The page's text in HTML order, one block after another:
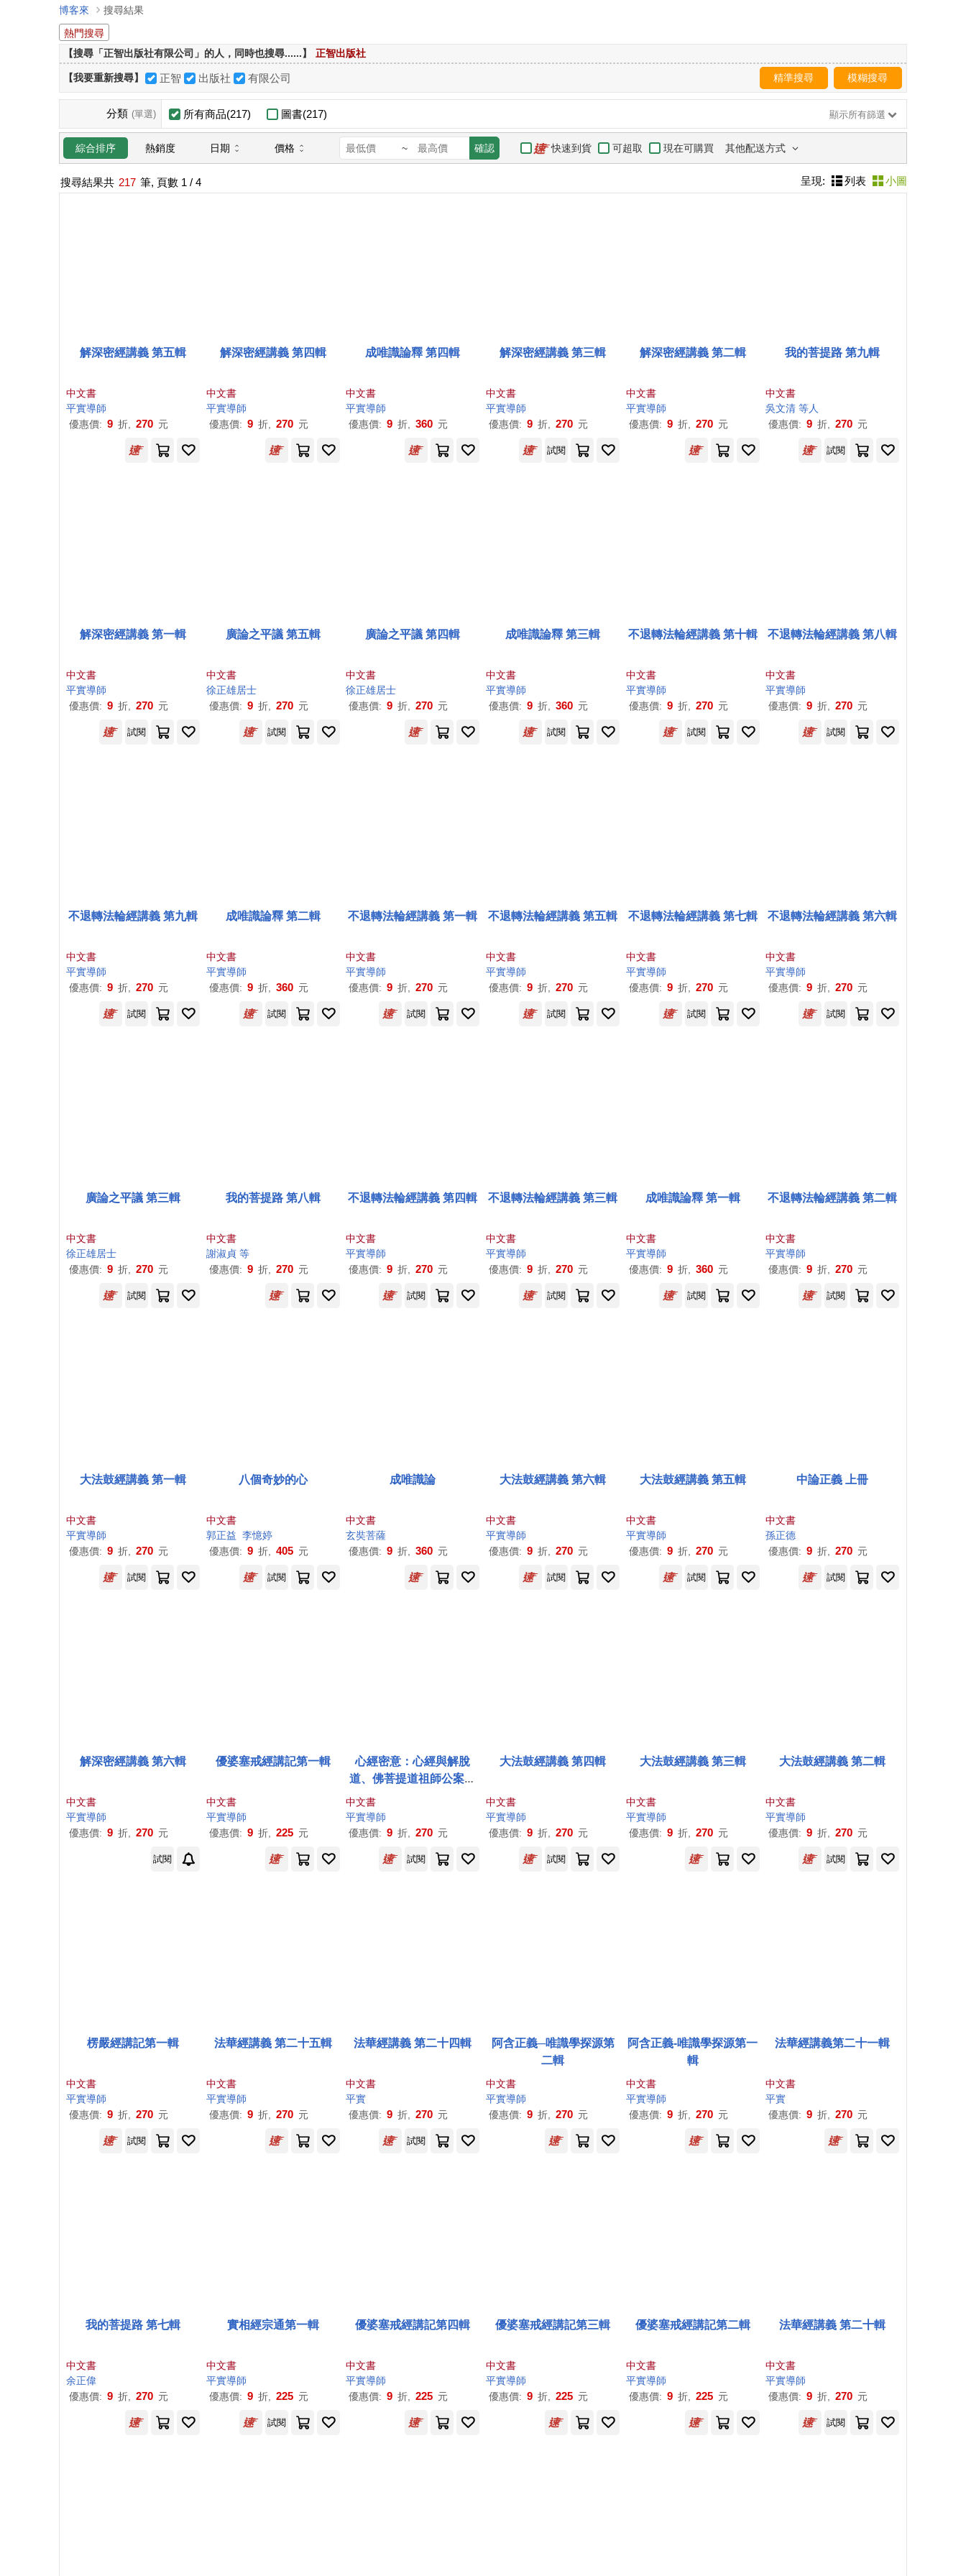
博客來
搜尋結果
熱門搜尋
【搜尋「正智出版社有限公司」的人，同時也搜尋......】
正智出版社
【我要重新搜尋】 正智 出版社 有限公司 精準搜尋 模糊搜尋
分類 (單選) 所有商品(217) 圖書(217) 顯示所有篩選
綜合排序 熱銷度 日期 價格 ~ 確認 快速到貨 可超取 現在可購買 其他配送方式
搜尋結果共 217 筆, 頁數 1 / 4 呈現: 列表 小圖
解深密經講義 第五輯
中文書
平實導師
優惠價: 9 折, 270 元
解深密經講義 第四輯
中文書
平實導師
優惠價: 9 折, 270 元
成唯識論釋 第四輯
中文書
平實導師
優惠價: 9 折, 360 元
解深密經講義 第三輯
中文書
平實導師
優惠價: 9 折, 270 元
解深密經講義 第二輯
中文書
平實導師
優惠價: 9 折, 270 元
我的菩提路 第九輯
中文書
吳文清 等人
優惠價: 9 折, 270 元
試閱 試閱
解深密經講義 第一輯
中文書
平實導師
優惠價: 9 折, 270 元
廣論之平議 第五輯
中文書
徐正雄居士
優惠價: 9 折, 270 元
廣論之平議 第四輯
中文書
徐正雄居士
優惠價: 9 折, 270 元
成唯識論釋 第三輯
中文書
平實導師
優惠價: 9 折, 360 元
不退轉法輪經講義 第十輯
中文書
平實導師
優惠價: 9 折, 270 元
不退轉法輪經講義 第八輯
中文書
平實導師
優惠價: 9 折, 270 元
試閱 試閱 試閱 試閱 試閱
不退轉法輪經講義 第九輯
中文書
平實導師
優惠價: 9 折, 270 元
成唯識論釋 第二輯
中文書
平實導師
優惠價: 9 折, 360 元
不退轉法輪經講義 第一輯
中文書
平實導師
優惠價: 9 折, 270 元
不退轉法輪經講義 第五輯
中文書
平實導師
優惠價: 9 折, 270 元
不退轉法輪經講義 第七輯
中文書
平實導師
優惠價: 9 折, 270 元
不退轉法輪經講義 第六輯
中文書
平實導師
優惠價: 9 折, 270 元
試閱 試閱 試閱 試閱 試閱 試閱
廣論之平議 第三輯
中文書
徐正雄居士
優惠價: 9 折, 270 元
我的菩提路 第八輯
中文書
謝淑貞 等
優惠價: 9 折, 270 元
不退轉法輪經講義 第四輯
中文書
平實導師
優惠價: 9 折, 270 元
不退轉法輪經講義 第三輯
中文書
平實導師
優惠價: 9 折, 270 元
成唯識論釋 第一輯
中文書
平實導師
優惠價: 9 折, 360 元
不退轉法輪經講義 第二輯
中文書
平實導師
優惠價: 9 折, 270 元
試閱 試閱 試閱 試閱 試閱
大法鼓經講義 第一輯
中文書
平實導師
優惠價: 9 折, 270 元
八個奇妙的心
中文書
郭正益 李憶婷
優惠價: 9 折, 405 元
成唯識論
中文書
玄奘菩薩
優惠價: 9 折, 360 元
大法鼓經講義 第六輯
中文書
平實導師
優惠價: 9 折, 270 元
大法鼓經講義 第五輯
中文書
平實導師
優惠價: 9 折, 270 元
中論正義 上冊
中文書
孫正德
優惠價: 9 折, 270 元
試閱 試閱 試閱 試閱 試閱
解深密經講義 第六輯
中文書
平實導師
優惠價: 9 折, 270 元
優婆塞戒經講記第一輯
中文書
平實導師
優惠價: 9 折, 225 元
心經密意：心經與解脫
道、佛菩提道祖師公案之
關係與密意(再版)
中文書
平實導師
優惠價: 9 折, 270 元
大法鼓經講義 第四輯
中文書
平實導師
優惠價: 9 折, 270 元
大法鼓經講義 第三輯
中文書
平實導師
優惠價: 9 折, 270 元
大法鼓經講義 第二輯
中文書
平實導師
優惠價: 9 折, 270 元
試閱 試閱 試閱 試閱
楞嚴經講記第一輯
中文書
平實導師
優惠價: 9 折, 270 元
法華經講義 第二十五輯
中文書
平實導師
優惠價: 9 折, 270 元
法華經講義 第二十四輯
中文書
平實
優惠價: 9 折, 270 元
阿含正義─唯識學探源第
二輯
中文書
平實導師
優惠價: 9 折, 270 元
阿含正義-唯識學探源第一
輯
中文書
平實導師
優惠價: 9 折, 270 元
法華經講義第二十一輯
中文書
平實
優惠價: 9 折, 270 元
試閱 試閱
我的菩提路 第七輯
中文書
余正偉
優惠價: 9 折, 270 元
實相經宗通第一輯
中文書
平實導師
優惠價: 9 折, 225 元
優婆塞戒經講記第四輯
中文書
平實導師
優惠價: 9 折, 225 元
優婆塞戒經講記第三輯
中文書
平實導師
優惠價: 9 折, 225 元
優婆塞戒經講記第二輯
中文書
平實導師
優惠價: 9 折, 225 元
法華經講義 第二十輯
中文書
平實導師
優惠價: 9 折, 270 元
試閱 試閱